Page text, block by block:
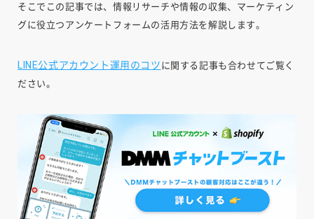
そこでこの記事では、情報リサーチや情報の収集、マーケティン
グに役立つアンケートフォームの活用方法を解説します。
LINE公式アカウント運用のコツ に関する記事も合わせてご覧く
ださい。